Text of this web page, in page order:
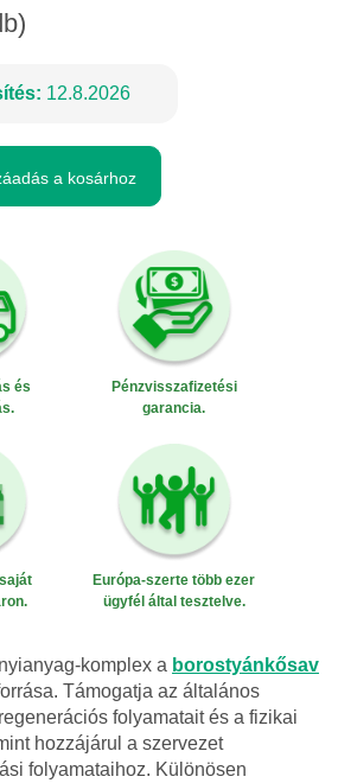
12.8.2026
a kosárhoz
és
Pénzvisszafizetési
garancia.
Európa-szerte több ezer
ügyfél által tesztelve.
komplex a borostyánkősav
Támogatja az általános
folyamatait és a fizikai
hozzájárul a szervezet
folyamataihoz. Különösen